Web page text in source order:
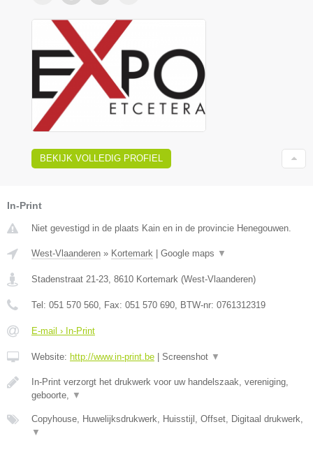
BEKIJK VOLLEDIG PROFIEL
In-Print
Niet gevestigd in de plaats Kain en in de provincie Henegouwen.
West-Vlaanderen » Kortemark Google maps ▼
Stadenstraat 21-23, 8610 Kortemark (West-Vlaanderen)
Tel: 051 570 560, Fax: 051 570 690, BTW-nr: 0761312319
E-mail › In-Print
Website: http://www.in-print.be Screenshot ▼
In-Print verzorgt het drukwerk voor uw handelszaak, vereniging,
geboorte, ▼
Copyhouse, Huwelijksdrukwerk, Huisstijl, Offset, Digitaal drukwerk,
▼